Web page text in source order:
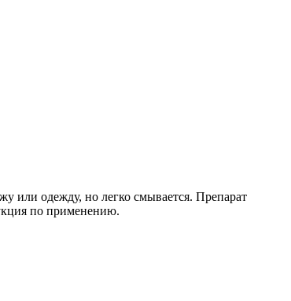
или одежду, но легко смывается. Препарат
по применению.